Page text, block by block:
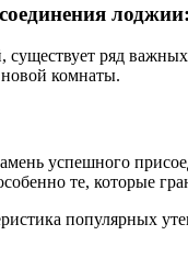
ряд
комнаты.
успешного
те, которые
популярных